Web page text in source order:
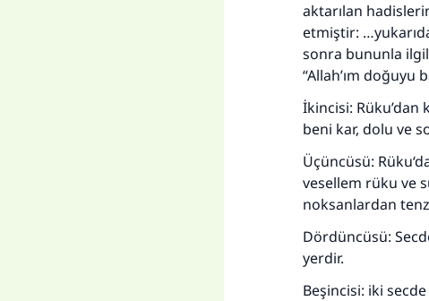
aktarılan
etmiştir:
sonra bununla
“Allah’ım doğuyu
İkincisi: Rüku’dan
beni kar, dolu ve
Üçüncüsü:
vesellem rüku ve
noksanlardan
Dördüncüsü:
yerdir.
Beşincisi: iki secde